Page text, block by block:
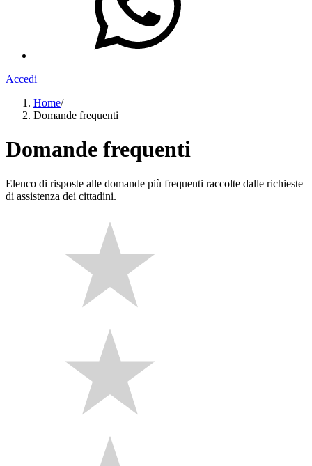
Accedi
Home/
Domande frequenti
Domande frequenti
Elenco di risposte alle domande più frequenti raccolte dalle richieste
di assistenza dei cittadini.